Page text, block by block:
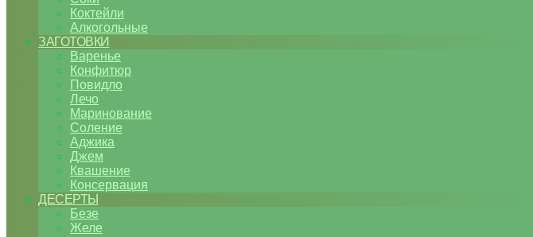
Коктейли
Алкогольные
ЗАГОТОВКИ
Варенье
Конфитюр
Повидло
Лечо
Маринование
Соление
Аджика
Джем
Квашение
Консервация
ДЕСЕРТЫ
Безе
Желе